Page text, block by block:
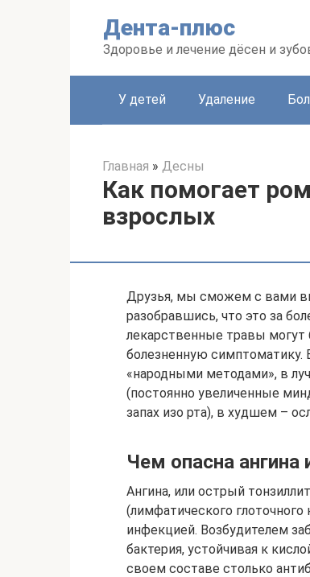
Дента-плюс
Здоровье и лечение дёсен и
У детей Удаление
Главная » Десны
Как помогает
взрослых
Друзья, мы сможем с вами
разобравшись, что это за
лекарственные травы
болезненную симптоматику.
«народными методами», в
(постоянно увеличенные
запах изо рта), в худшем –
Чем опасна ангина
Ангина, или острый
(лимфатического глоточного
инфекцией. Возбудителем
бактерия, устойчивая к
своем составе столько